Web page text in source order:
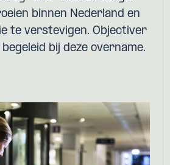
binnen Nederland en
te verstevigen. Objectiver
bij deze overname.